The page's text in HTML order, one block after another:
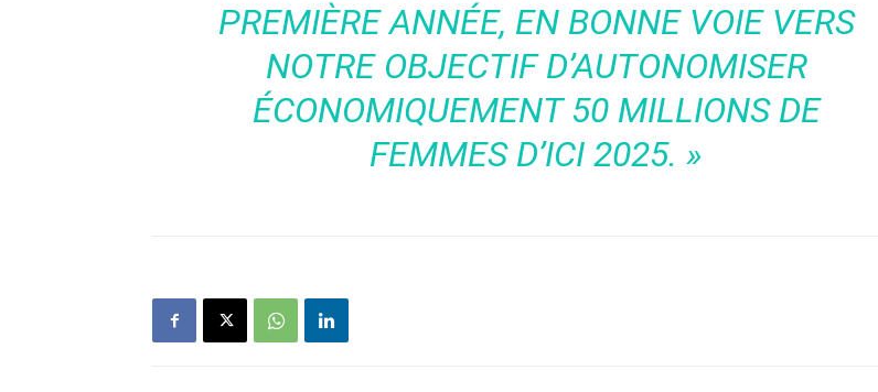
PREMIÈRE ANNÉE, EN BONNE VOIE VERS
NOTRE OBJECTIF D’AUTONOMISER
ÉCONOMIQUEMENT 50 MILLIONS DE
FEMMES D’ICI 2025. »